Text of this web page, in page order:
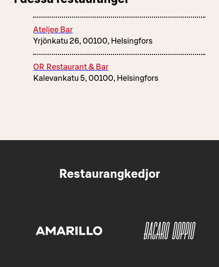
Ateljee Bar
Yrjönkatu 26, 00100, Helsingfors
OR Restaurant & Bar
Kalevankatu 5, 00100, Helsingfors
Restaurangkedjor